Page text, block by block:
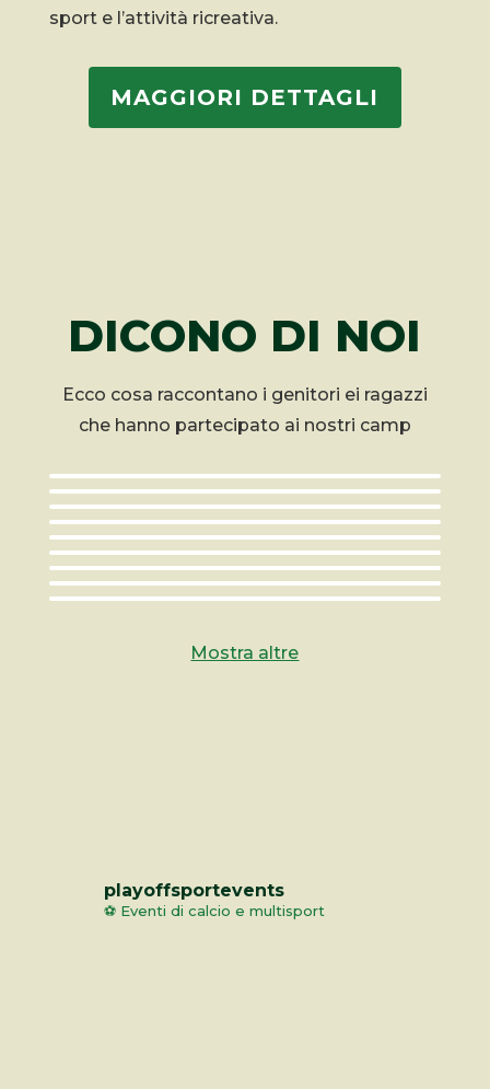
sport e l’attività ricreativa.
MAGGIORI DETTAGLI
DICONO DI NOI
Ecco cosa raccontano i genitori ei ragazzi
che hanno partecipato ai nostri camp
Mostra altre
playoffsportevents
⚽️ Eventi di calcio e multisport